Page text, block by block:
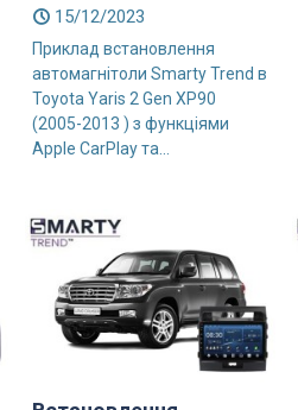
15/12/2023
Приклад встановлення
автомагнітоли Smarty Trend в
Toyota Yaris 2 Gen XP90
(2005-2013 ) з функціями
Apple CarPlay та...